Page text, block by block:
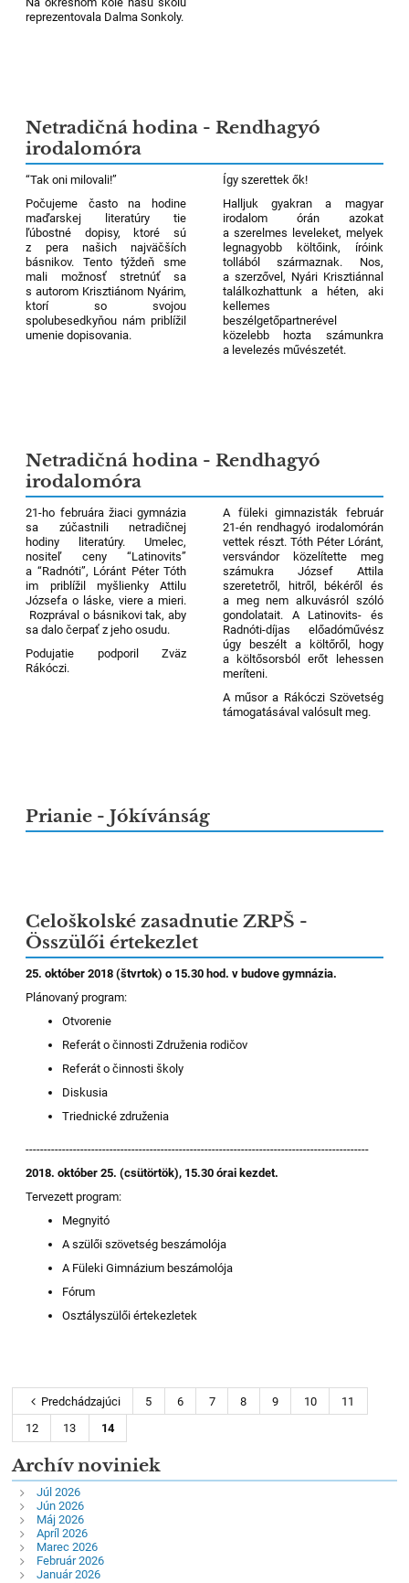
reprezentovala Dalma Sonkoly.
Netradičná hodina - Rendhagyó
irodalomóra
“Tak oni milovali!”
Počujeme často na hodine
maďarskej literatúry tie
ľúbostné dopisy, ktoré sú
z pera našich najväčších
básnikov. Tento týždeň sme
mali možnosť stretnúť sa
s autorom Krisztiánom Nyárim,
ktorí so svojou
spolubesedkyňou nám priblížil
umenie dopisovania.
Így szerettek ők!
Halljuk gyakran a magyar
irodalom órán azokat
a szerelmes leveleket, melyek
legnagyobb költőink, íróink
tollából származnak. Nos,
a szerzővel, Nyári Krisztiánnal
találkozhattunk a héten, aki
kellemes
beszélgetőpartnerével
közelebb hozta számunkra
a levelezés művészetét.
Netradičná hodina - Rendhagyó
irodalomóra
21-ho februára žiaci gymnázia
sa zúčastnili netradičnej
hodiny literatúry. Umelec,
nositeľ ceny “Latinovits”
a “Radnóti”, Lóránt Péter Tóth
im priblížil myšlienky Attilu
Józsefa o láske, viere a mieri.
Rozprával o básnikovi tak, aby
sa dalo čerpať z jeho osudu.
Podujatie podporil Zväz
Rákóczi.
A füleki gimnazisták február
21-én rendhagyó irodalomórán
vettek részt. Tóth Péter Lóránt,
versvándor közelítette meg
számukra József Attila
szeretetről, hitről, békéről és
a meg nem alkuvásról szóló
gondolatait. A Latinovits- és
Radnóti-díjas előadóművész
úgy beszélt a költőről, hogy
a költősorsból erőt lehessen
meríteni.
A műsor a Rákóczi Szövetség
támogatásával valósult meg.
Prianie - Jókívánság
Celoškolské zasadnutie ZRPŠ -
Összülői értekezlet
25. október2018 (štvrtok) o 15.30 hod. v budove gymnázia.
Plánovaný program:
Otvorenie
Referát o činnosti Združenia rodičov
Referát o činnosti školy
Diskusia
Triednické združenia
----------------------------------------------------------------------------------------------
2018. október 25. (csütörtök), 15.30 órai kezdet.
Tervezett program:
Megnyitó
A szülői szövetség beszámolója
A Füleki Gimnázium beszámolója
Fórum
Osztályszülői értekezletek
Predchádzajúci 5 6 7 8 9 10
11
12
13 14
Archív noviniek
Júl 2026
Jún 2026
Máj 2026
Apríl 2026
Marec 2026
Február 2026
Január 2026